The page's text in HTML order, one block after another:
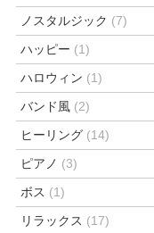
ノスタルジック (7)
ハッピー (1)
ハロウィン (1)
バンド風 (2)
ヒーリング (14)
ピアノ (3)
ボス (1)
リラックス (17)